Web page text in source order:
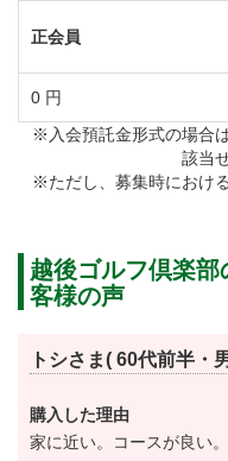
正会員
0 円
※入会預託金形式の場合
該当
※ただし、募集時におけ
越後ゴルフ倶楽
客様の声
トシさま( 60代前半・
購入した理由
家に近い。コースが良い。